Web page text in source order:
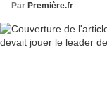
Par Première.fr